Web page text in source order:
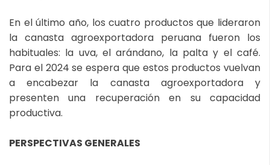
En el último año, los cuatro productos que lideraron
la canasta agroexportadora peruana fueron los
habituales: la uva, el arándano, la palta y el café.
Para el 2024 se espera que estos productos vuelvan
a encabezar la canasta agroexportadora y
presenten una recuperación en su capacidad
productiva.
PERSPECTIVAS GENERALES